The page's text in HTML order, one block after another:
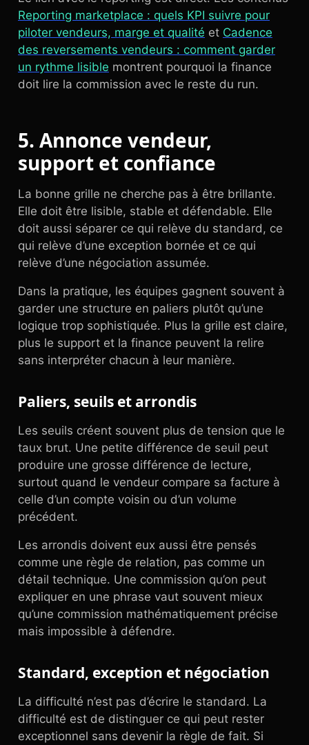
Reporting marketplace : quels KPI suivre pour
piloter vendeurs, marge et qualité et Cadence
des reversements vendeurs : comment garder
un rythme lisible montrent pourquoi la finance
doit lire la commission avec le reste du run.
5. Annonce vendeur,
support et confiance
La bonne grille ne cherche pas à être brillante.
Elle doit être lisible, stable et défendable. Elle
doit aussi séparer ce qui relève du standard, ce
qui relève d’une exception bornée et ce qui
relève d’une négociation assumée.
Dans la pratique, les équipes gagnent souvent à
garder une structure en paliers plutôt qu’une
logique trop sophistiquée. Plus la grille est claire,
plus le support et la finance peuvent la relire
sans interpréter chacun à leur manière.
Paliers, seuils et arrondis
Les seuils créent souvent plus de tension que le
taux brut. Une petite différence de seuil peut
produire une grosse différence de lecture,
surtout quand le vendeur compare sa facture à
celle d’un compte voisin ou d’un volume
précédent.
Les arrondis doivent eux aussi être pensés
comme une règle de relation, pas comme un
détail technique. Une commission qu’on peut
expliquer en une phrase vaut souvent mieux
qu’une commission mathématiquement précise
mais impossible à défendre.
Standard, exception et négociation
La difficulté n’est pas d’écrire le standard. La
difficulté est de distinguer ce qui peut rester
exceptionnel sans devenir la règle de fait. Si